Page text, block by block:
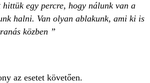
egy percre, hogy nálunk van a
halni. Van olyan ablakunk, ami ki is
közben
az esetet követően.